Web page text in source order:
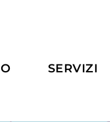
SERVIZI